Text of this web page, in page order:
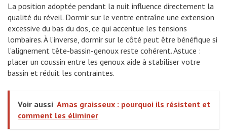
La position adoptée pendant la nuit influence directement la
qualité du réveil. Dormir sur le ventre entraîne une extension
excessive du bas du dos, ce qui accentue les tensions
lombaires. À l’inverse, dormir sur le côté peut être bénéfique si
l’alignement tête-bassin-genoux reste cohérent. Astuce :
placer un coussin entre les genoux aide à stabiliser votre
bassin et réduit les contraintes.
Voir aussi Amas graisseux : pourquoi ils résistent et
comment les éliminer